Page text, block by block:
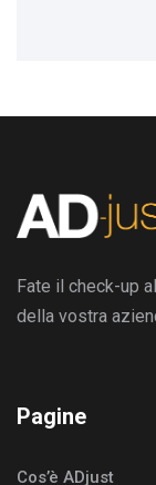
Fate il check-up
della vostra
Pagine
Cos’è ADjust